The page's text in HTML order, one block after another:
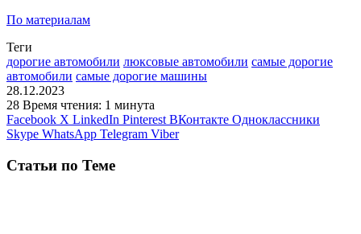
По материалам
Теги
дорогие автомобили люксовые автомобили самые дорогие
автомобили самые дорогие машины
28.12.2023
28 Время чтения: 1 минута
Facebook X LinkedIn Pinterest ВКонтакте Одноклассники
Skype WhatsApp Telegram Viber
Статьи по Теме